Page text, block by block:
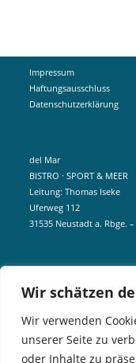
Wir schätzen
Wir verwenden
unserer Seite zu
oder Inhalte zu
Impressum
Haftungsausschluss
Datenschutzerklärung
del Mar
BISTRO · SPORT & MEER
Leitung: Thomas Iseke
Uferweg 112
31535 Neustadt a. Rbge.
info@delmar-mardorf.de